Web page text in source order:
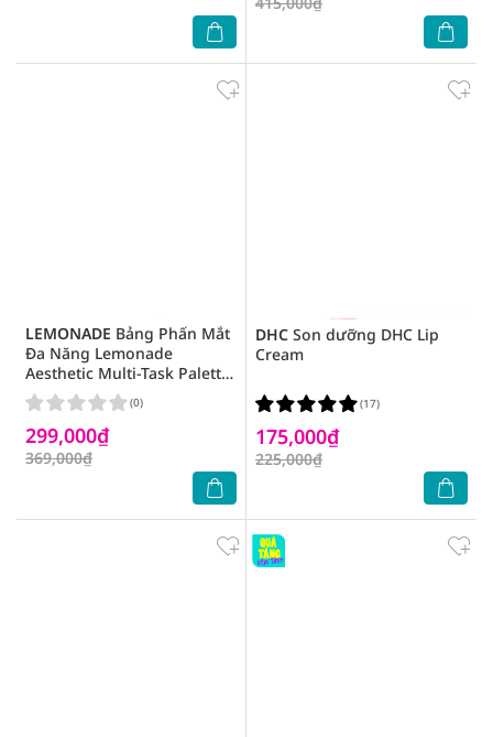
LEMONADE Bảng Phấn Mắt
Đa Năng Lemonade
Aesthetic Multi-Task Palette
- Summer Veil 10.8g
299,000₫
369,000₫
(0)
DHC Son dưỡng DHC Lip
Cream
175,000₫
225,000₫
(17)